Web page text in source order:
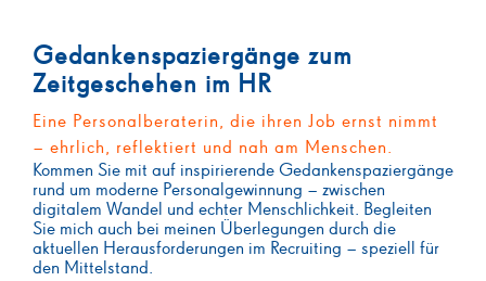
Gedankenspaziergänge zum
Zeitgeschehen im HR
Eine Personalberaterin, die ihren Job ernst nimmt
– ehrlich, reflektiert und nah am Menschen.
Kommen Sie mit auf inspirierende Gedankenspaziergänge
rund um moderne Personalgewinnung – zwischen
digitalem Wandel und echter Menschlichkeit. Begleiten
Sie mich auch bei meinen Überlegungen durch die
aktuellen Herausforderungen im Recruiting – speziell für
den Mittelstand.